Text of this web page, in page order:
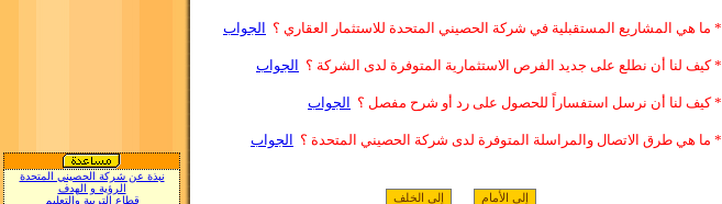
نبذة عن شركة الحصيني المتحدة
الرؤية و الهدف
قطاع التربية والتعليم
* ما هي المشاريع المستقبلية في شركة الحصيني المتحدة للاستثمار العقاري ؟ الجواب
* كيف لنا أن نطلع على جديد الفرص الاستثمارية المتوفرة لدى الشركة ؟ الجواب
* كيف لنا أن نرسل استفساراً للحصول على رد أو شرح مفصل ؟ الجواب
* ما هي طرق الاتصال والمراسلة المتوفرة لدى شركة الحصيني المتحدة ؟ الجواب